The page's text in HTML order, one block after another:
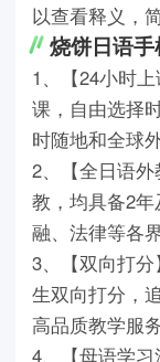
以查看释义，
烧饼日语
1、【24小时
课，自由选择
时随地和全球
2、【全日语
教，均具备2
融、法律等各
3、【双向打
生双向打分，
高品质教学服务
4、【母语学